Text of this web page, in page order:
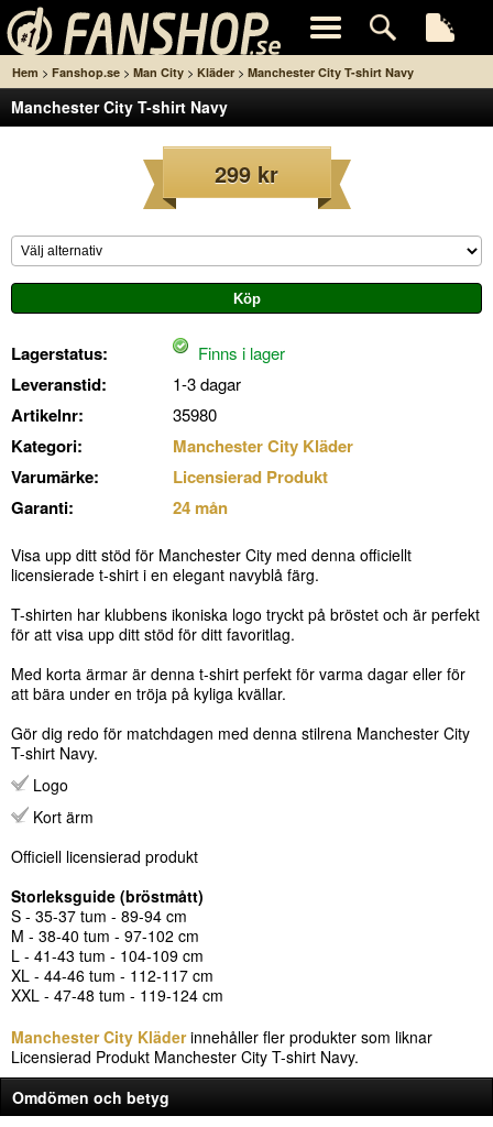
Hem > Fanshop.se > Man City > Kläder > Manchester City T-shirt Navy
Manchester City T-shirt Navy
299 kr
Lagerstatus: Finns i lager
Leveranstid: 1-3 dagar
Artikelnr: 35980
Kategori:
Manchester City Kläder
Varumärke:
Licensierad Produkt
Garanti:
24 mån
Visa upp ditt stöd för Manchester City med denna officiellt
licensierade t-shirt i en elegant navyblå färg.
T-shirten har klubbens ikoniska logo tryckt på bröstet och är perfekt
för att visa upp ditt stöd för ditt favoritlag.
Med korta ärmar är denna t-shirt perfekt för varma dagar eller för
att bära under en tröja på kyliga kvällar.
Gör dig redo för matchdagen med denna stilrena Manchester City
T-shirt Navy.
Logo
Kort ärm
Officiell licensierad produkt
Storleksguide (bröstmått)
S - 35-37 tum - 89-94 cm
M - 38-40 tum - 97-102 cm
L - 41-43 tum - 104-109 cm
XL - 44-46 tum - 112-117 cm
XXL - 47-48 tum - 119-124 cm
Manchester City Kläderinnehåller fler produkter som liknar
Licensierad Produkt Manchester City T-shirt Navy.
Omdömen och betyg